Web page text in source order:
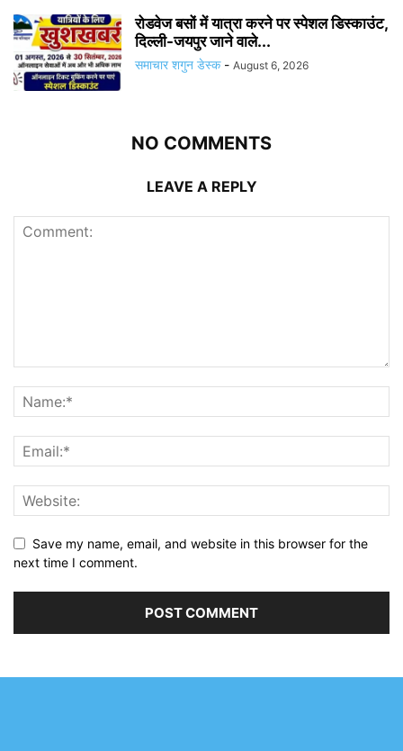
रोडवेज बसों में यात्रा करने पर स्पेशल डिस्काउंट,
दिल्ली-जयपुर जाने वाले...
समाचार शगुन डेस्क - August 6, 2026
NO COMMENTS
LEAVE A REPLY
Save my name, email, and website in this browser for the
next time I comment.